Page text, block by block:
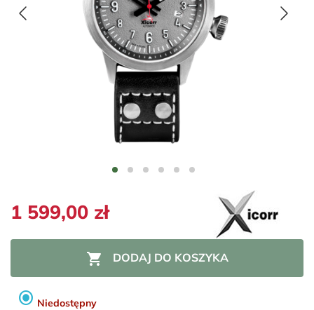
1 599,00 zł
 DODAJ DO KOSZYKA
radio_button_checked Niedostępny